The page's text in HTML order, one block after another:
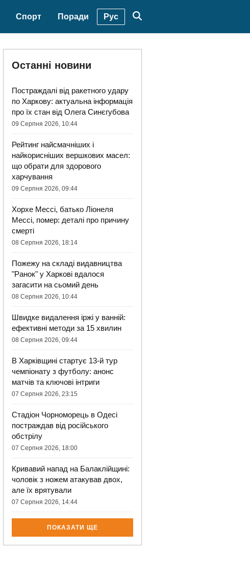
Спорт Поради Рус
Останні новини
Постраждалі від ракетного удару
по Харкову: актуальна інформація
про їх стан від Олега Синєгубова
09 Серпня 2026, 10:44
Рейтинг найсмачніших і
найкорисніших вершкових масел:
що обрати для здорового
харчування
09 Серпня 2026, 09:44
Хорхе Мессі, батько Ліонеля
Мессі, помер: деталі про причину
смерті
08 Серпня 2026, 18:14
Пожежу на складі видавництва
"Ранок" у Харкові вдалося
загасити на сьомий день
08 Серпня 2026, 10:44
Швидке видалення іржі у ванній:
ефективні методи за 15 хвилин
08 Серпня 2026, 09:44
В Харківщині стартує 13-й тур
чемпіонату з футболу: анонс
матчів та ключові інтриги
07 Серпня 2026, 23:15
Стадіон Чорноморець в Одесі
постраждав від російського
обстрілу
07 Серпня 2026, 18:00
Кривавий напад на Балаклійщині:
чоловік з ножем атакував двох,
але їх врятували
07 Серпня 2026, 14:44
ПОКАЗАТИ ЩЕ